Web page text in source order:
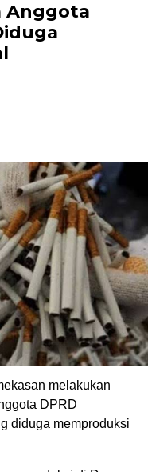
Anggota
melakukan
DPRD
diduga memproduksi